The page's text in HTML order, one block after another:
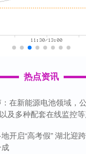
热点资讯
在新能源电池领域，
及多种配套在线监控
开启“高考假” 湖北迎